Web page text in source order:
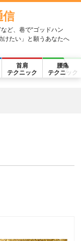
信
ど、巷で“ゴッドハン
けたい」と願うあなたへ
首肩
テクニック
腰痛
テクニック